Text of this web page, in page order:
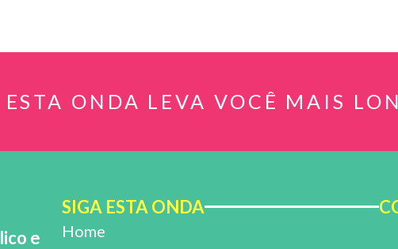
ESTA ONDA LEVA VOCÊ MAIS
e
SIGA ESTA ONDA
Home